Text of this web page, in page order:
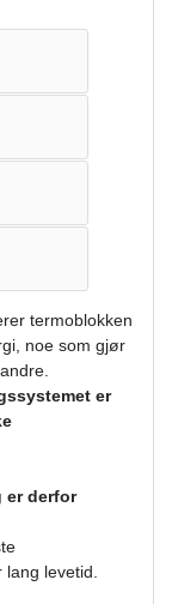
termoblokken
noe som gjør
er
er derfor
levetid.